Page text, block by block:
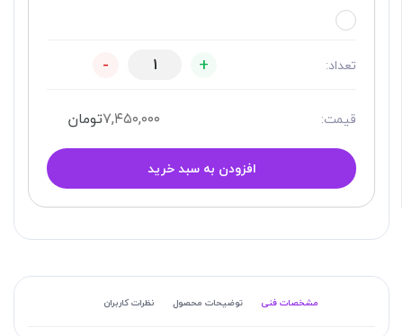
تعداد: +
-
قیمت: ۷,۴۵۰,۰۰۰تومان
افزودن به سبد خرید
مشخصات فنی توضیحات محصول نظرات کاربران